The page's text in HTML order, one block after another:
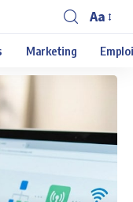
Aa
Marketing